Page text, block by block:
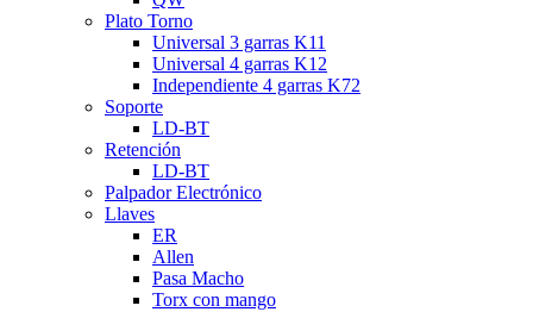
Plato Torno
Universal 3 garras K11
Universal 4 garras K12
Independiente 4 garras K72
Soporte
LD-BT
Retención
LD-BT
Palpador Electrónico
Llaves
ER
Allen
Pasa Macho
Torx con mango